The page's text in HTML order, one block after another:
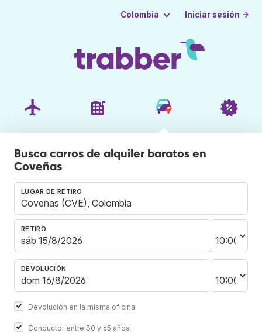
Colombia Iniciar sesión →
Busca carros de alquiler baratos en
Coveñas
LUGAR DE RETIRO
RETIRO
DEVOLUCIÓN
Devolución en la misma oficina
Conductor entre 30 y 65 años